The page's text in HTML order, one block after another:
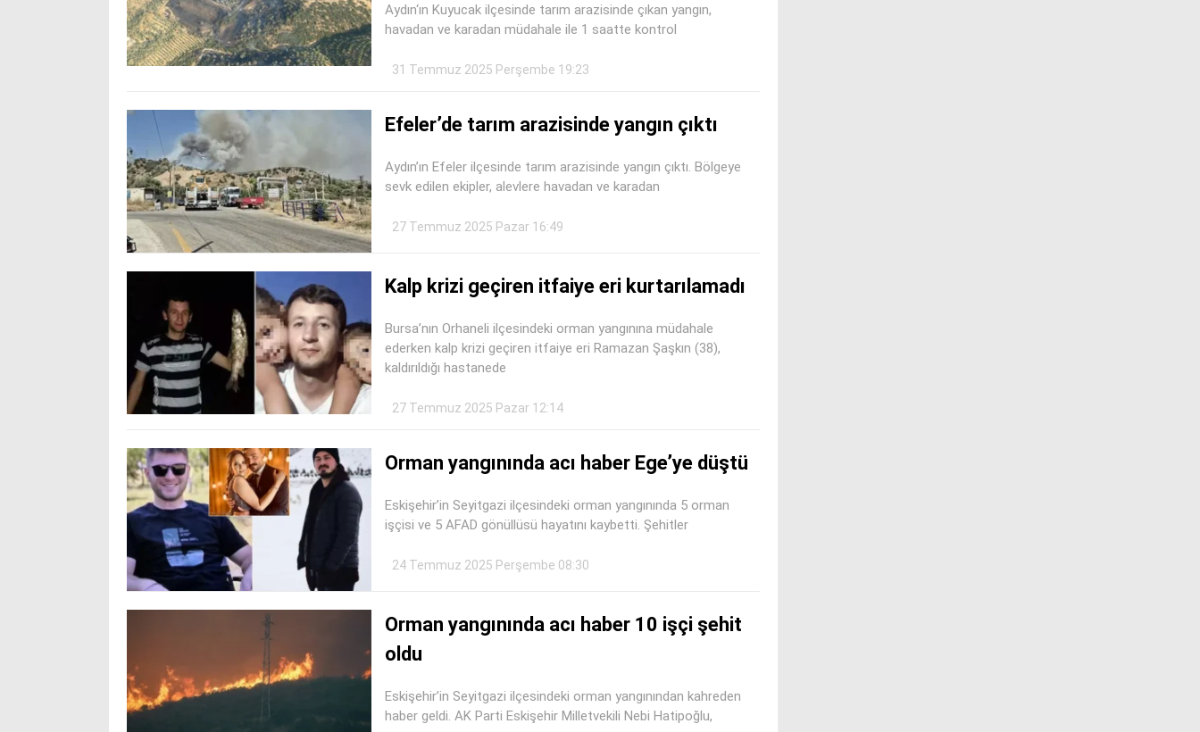
Aydın‘ın Kuyucak ilçesinde tarım arazisinde çıkan yangın,
havadan ve karadan müdahale ile 1 saatte kontrol
31 Temmuz 2025 Perşembe 19:23
Efeler’de tarım arazisinde yangın çıktı
Aydın’ın Efeler ilçesinde tarım arazisinde yangın çıktı. Bölgeye
sevk edilen ekipler, alevlere havadan ve karadan
27 Temmuz 2025 Pazar 16:49
Kalp krizi geçiren itfaiye eri kurtarılamadı
Bursa’nın Orhaneli ilçesindeki orman yangınına müdahale
ederken kalp krizi geçiren itfaiye eri Ramazan Şaşkın (38),
kaldırıldığı hastanede
27 Temmuz 2025 Pazar 12:14
Orman yangınında acı haber Ege’ye düştü
Eskişehir’in Seyitgazi ilçesindeki orman yangınında 5 orman
işçisi ve 5 AFAD gönüllüsü hayatını kaybetti. Şehitler
24 Temmuz 2025 Perşembe 08:30
Orman yangınında acı haber 10 işçi şehit
oldu
Eskişehir’in Seyitgazi ilçesindeki orman yangınından kahreden
haber geldi. AK Parti Eskişehir Milletvekili Nebi Hatipoğlu,